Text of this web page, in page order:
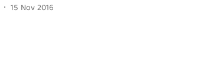
15 Nov 2016